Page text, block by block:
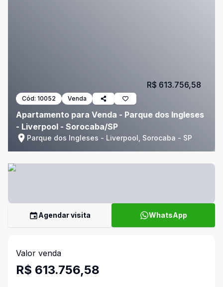
Cód: 10052 Venda
Apartamento para Venda - Parque dos Ingleses
- Liverpool - Sorocaba/SP
Parque dos Ingleses - Liverpool, Sorocaba - SP
R$ 613.756,58
Agendar visita WhatsApp
Valor venda
R$ 613.756,58